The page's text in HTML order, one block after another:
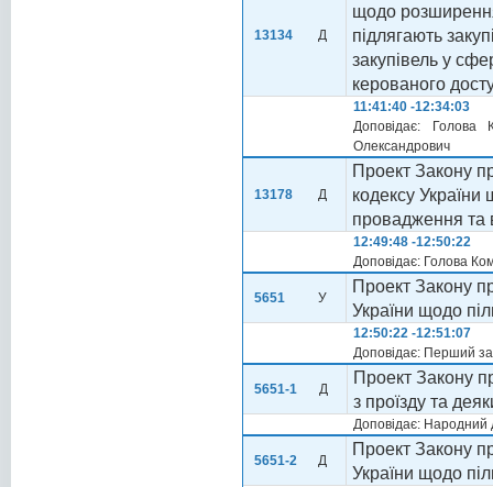
13134 Д
щодо
підлягають
закупівель у
керованого
11:41:40 -12:34:03
Доповідає: Голова
Олександрович
13178 Д
Проект Закону
кодексу
провадження та
12:49:48 -12:50:22
Доповідає: Голова
5651 У
Проект Закону
України щодо
12:50:22 -12:51:07
Доповідає: Перший
5651-1 Д
Проект Закону
з проїзду та
Доповідає: Народний
5651-2 Д
Проект Закону
України щодо